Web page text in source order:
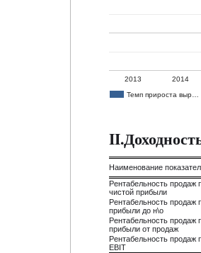
Темп прироста выр…
2013 2014
Наименование
Рентабельность продаж
чистой прибыли
Рентабельность продаж
прибыли до н\о
Рентабельность продаж
прибыли от продаж
Рентабельность продаж
EBIT